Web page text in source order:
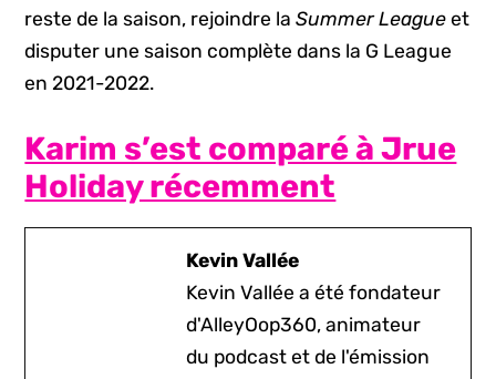
reste de la saison, rejoindre laSummer Leagueet
disputer une saison complète dans la G League
en 2021-2022.
Karim s’est comparé à Jrue
Holiday récemment
Kevin Vallée
Kevin Vallée a été fondateur
d'AlleyOop360, animateur
du podcast et de l'émission